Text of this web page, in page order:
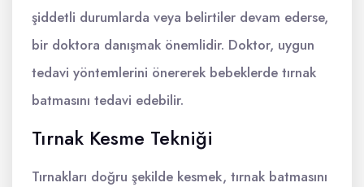
şiddetli durumlarda veya belirtiler devam ederse,
bir doktora danışmak önemlidir. Doktor, uygun
tedavi yöntemlerini önererek bebeklerde tırnak
batmasını tedavi edebilir.
Tırnak Kesme Tekniği
Tırnakları doğru şekilde kesmek, tırnak batmasını